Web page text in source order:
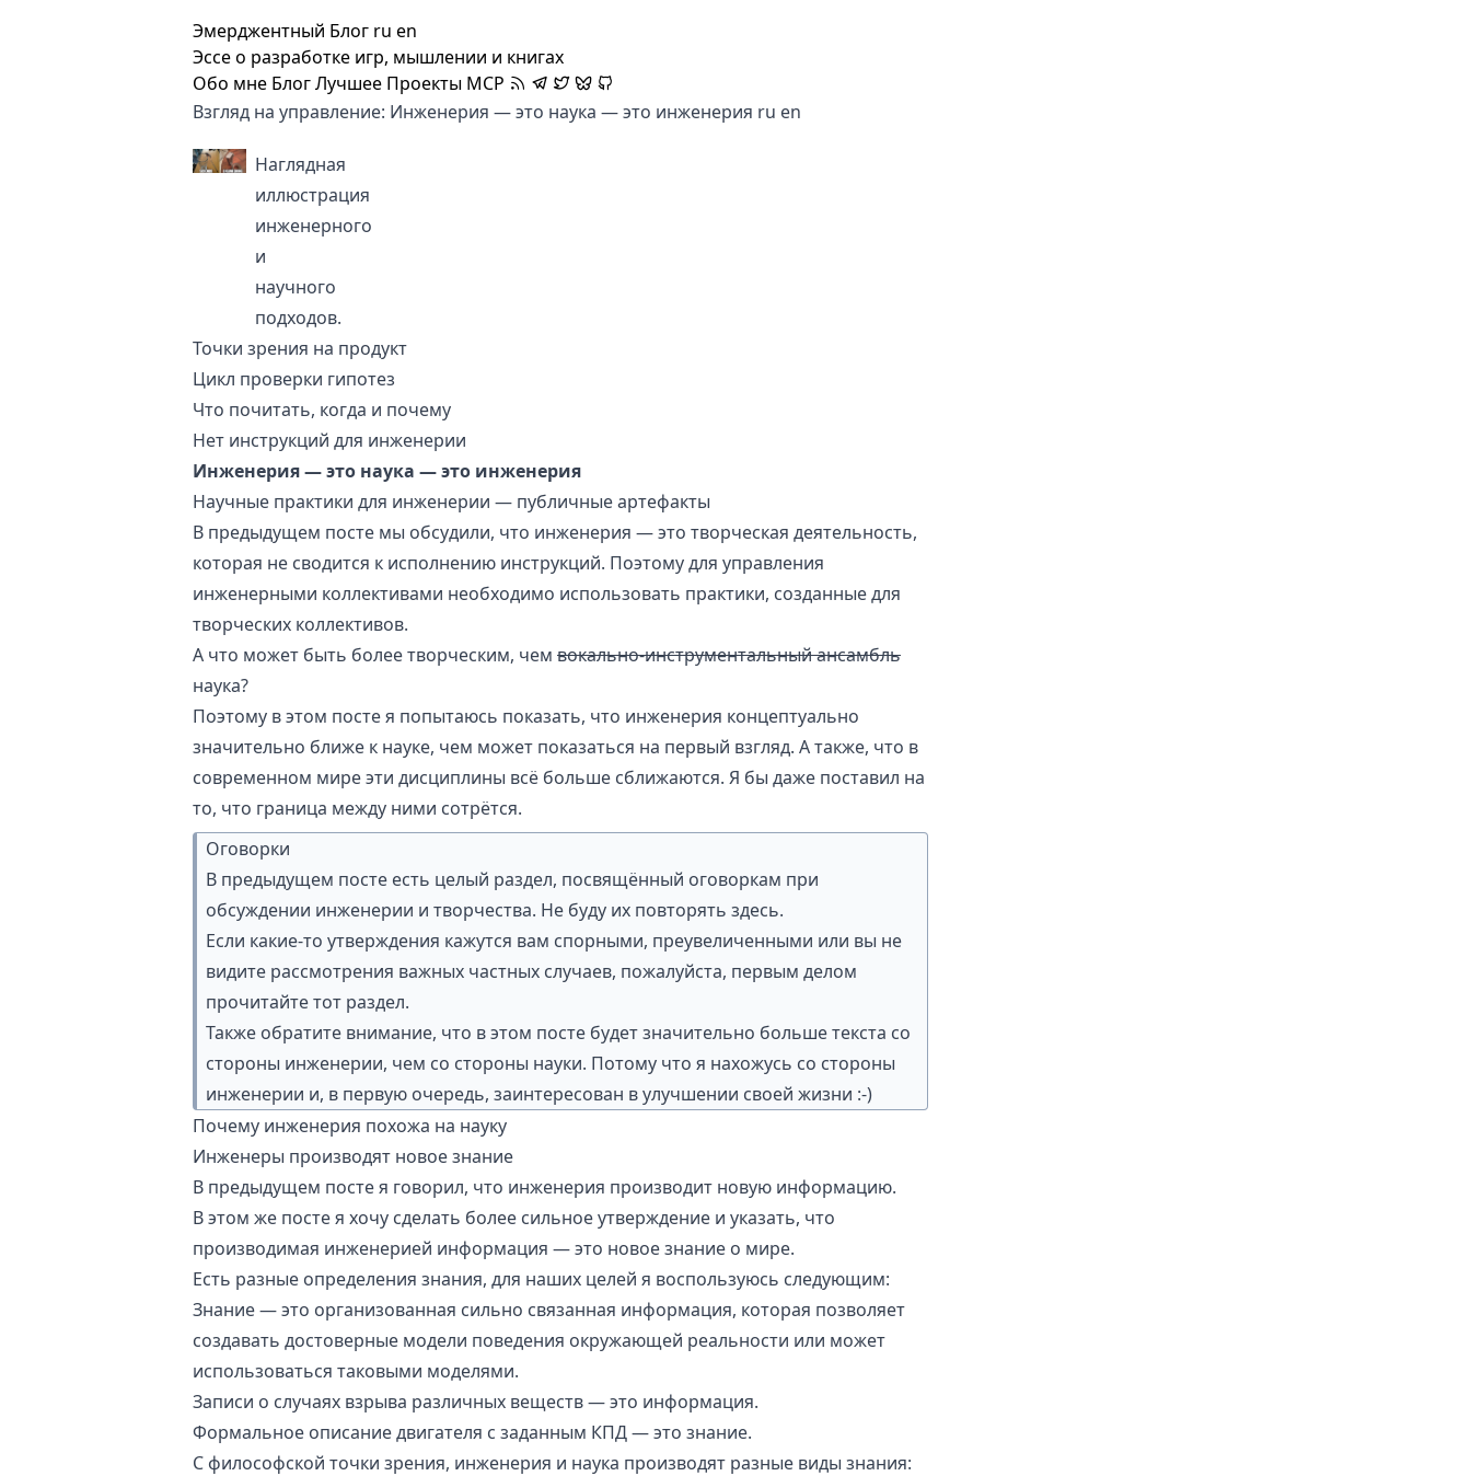
Эмерджентный Блог ru en
Эссе о разработке игр, мышлении и книгах
Обо мне БлогЛучшее Проекты MCP
Взгляд на управление: Инженерия — это наука — это инженерия ru en
Наглядная
иллюстрация
инженерного
и
научного
подходов.
Точки зрения на продукт
Цикл проверки гипотез
Что почитать, когда и почему
Нет инструкций для инженерии
Инженерия — это наука — это инженерия
Научные практики для инженерии — публичные артефакты
В предыдущем посте мы обсудили, что инженерия — это творческая деятельность,
которая не сводится к исполнению инструкций. Поэтому для управления
инженерными коллективами необходимо использовать практики, созданные для
творческих коллективов.
А что может быть более творческим, чем вокально-инструментальный ансамбль
наука?
Поэтому в этом посте я попытаюсь показать, что инженерия концептуально
значительно ближе к науке, чем может показаться на первый взгляд. А также, что в
современном мире эти дисциплины всё больше сближаются. Я бы даже поставил на
то, что граница между ними сотрётся.
Оговорки
В предыдущем посте есть целый раздел, посвящённый оговоркам при
обсуждении инженерии и творчества. Не буду их повторять здесь.
Если какие-то утверждения кажутся вам спорными, преувеличенными или вы не
видите рассмотрения важных частных случаев, пожалуйста, первым делом
прочитайте тот раздел.
Также обратите внимание, что в этом посте будет значительно больше текста со
стороны инженерии, чем со стороны науки. Потому что я нахожусь со стороны
инженерии и, в первую очередь, заинтересован в улучшении своей жизни :-)
Почему инженерия похожа на науку
Инженеры производят новое знание
В предыдущем посте я говорил, что инженерия производит новую информацию.
В этом же посте я хочу сделать более сильное утверждение и указать, что
производимая инженерией информация — это новое знание о мире.
Есть разные определения знания, для наших целей я воспользуюсь следующим:
Знание — это организованная сильно связанная информация, которая позволяет
создавать достоверные модели поведения окружающей реальности или может
использоваться таковыми моделями.
Записи о случаях взрыва различных веществ — это информация.
Формальное описание двигателя с заданным КПД— это знание.
С философской точки зрения, инженерия и наука производят разные виды знания: